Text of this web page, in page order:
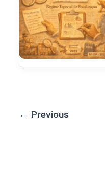
← Previous